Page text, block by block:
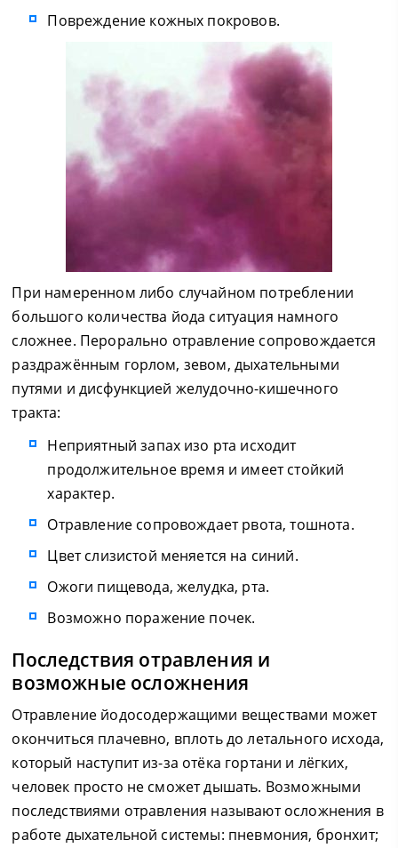
Повреждение кожных покровов.
При намеренном либо случайном потреблении
большого количества йода ситуация намного
сложнее. Перорально отравление сопровождается
раздражённым горлом, зевом, дыхательными
путями и дисфункцией желудочно-кишечного
тракта:
Неприятный запах изо рта исходит
продолжительное время и имеет стойкий
характер.
Отравление сопровождает рвота, тошнота.
Цвет слизистой меняется на синий.
Ожоги пищевода, желудка, рта.
Возможно поражение почек.
Последствия отравления и
возможные осложнения
Отравление йодосодержащими веществами может
окончиться плачевно, вплоть до летального исхода,
который наступит из-за отёка гортани и лёгких,
человек просто не сможет дышать. Возможными
последствиями отравления называют осложнения в
работе дыхательной системы: пневмония, бронхит;